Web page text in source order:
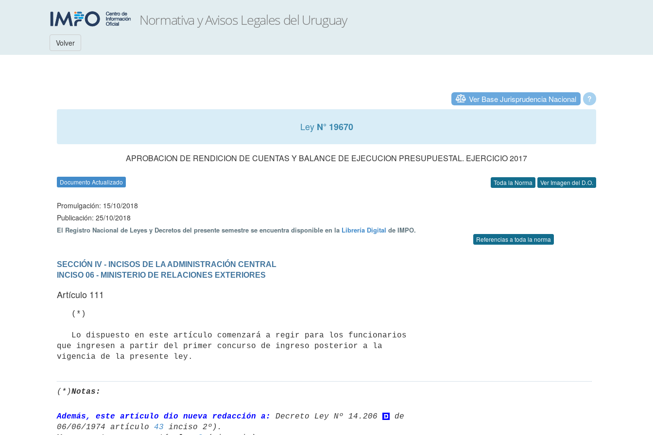
Volver
?
Ver Base Jurisprudencia Nacional
Ley N° 19670
APROBACION DE RENDICION DE CUENTAS Y BALANCE DE EJECUCION PRESUPUESTAL. EJERCICIO 2017
Documento Actualizado Toda la Norma Ver Imagen del D.O.
Promulgación: 15/10/2018
Publicación: 25/10/2018
El Registro Nacional de Leyes y Decretos del presente semestre se encuentra disponible en la Librería Digital de IMPO.
Referencias a toda la norma
SECCIÓN IV - INCISOS DE LA ADMINISTRACIÓN CENTRAL
INCISO 06 - MINISTERIO DE RELACIONES EXTERIORES
Artículo 111
que ingresen a partir del primer concurso de ingreso posterior a la
vigencia de la presente ley.
(*)Notas:
Además, este artículo dio nueva redacción a: Decreto Ley Nº 14.206
de
06/06/1974 artículo 43